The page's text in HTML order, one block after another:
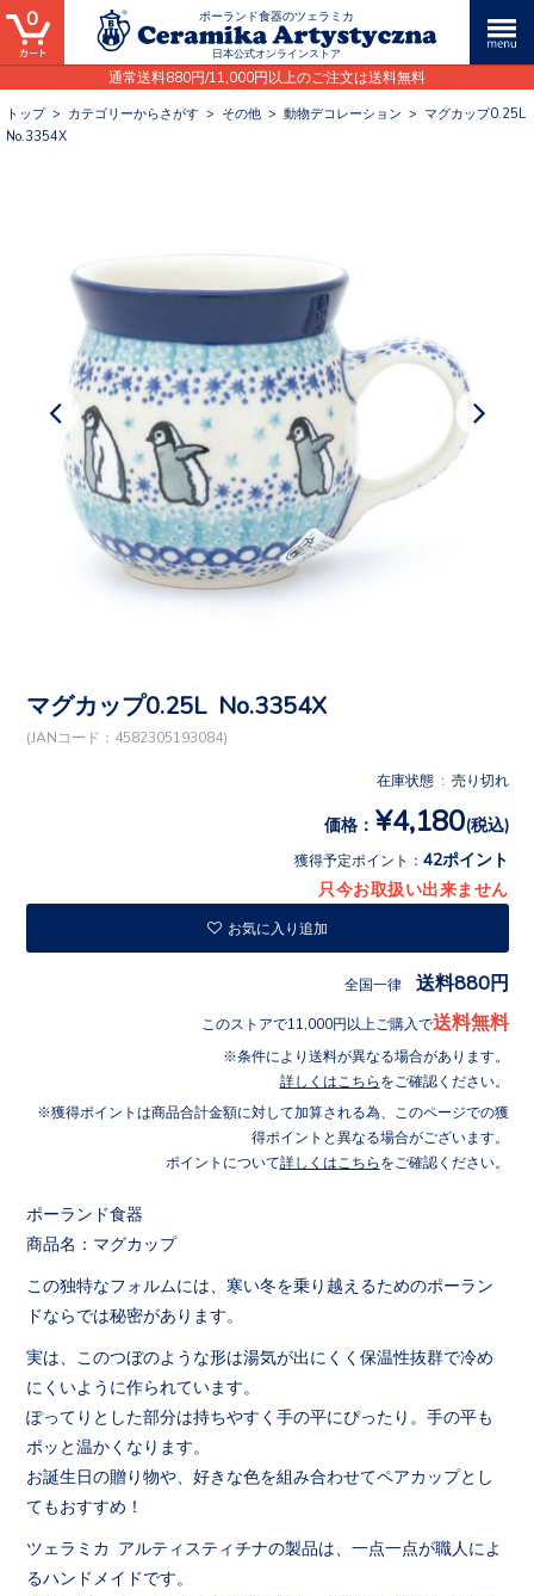
ポーランド食器のツェラミカ
日本公式オンラインストア
通常送料880円/11,000円以上のご注文は送料無料
0
トップ> カテゴリーからさがす > その他 > 動物デコレーション > マグカップ0.25L
No.3354X
マグカップ0.25L No.3354X
(JANコード：4582305193084)
在庫状態 : 売り切れ
価格： ¥4,180(税込)
獲得予定ポイント： 42ポイント
只今お取扱い出来ません
お気に入り追加
全国一律 送料880円
このストアで11,000円以上ご購入で送料無料
条件により送料が異なる場合があります。
詳しくはこちら をご確認ください。
獲得ポイントは商品合計金額に対して加算される為、このページでの獲
得ポイントと異なる場合がございます。
ポイントについて詳しくはこちら をご確認ください。
ポーランド食器
商品名：マグカップ
この独特なフォルムには、寒い冬を乗り越えるためのポーラン
ドならでは秘密があります。
実は、このつぼのような形は湯気が出にくく保温性抜群で冷め
にくいように作られています。
ぽってりとした部分は持ちやすく手の平にぴったり。手の平も
ポッと温かくなります。
お誕生日の贈り物や、好きな色を組み合わせてペアカップとし
てもおすすめ！
ツェラミカ アルティスティチナの製品は、一点一点が職人によ
るハンドメイドです。